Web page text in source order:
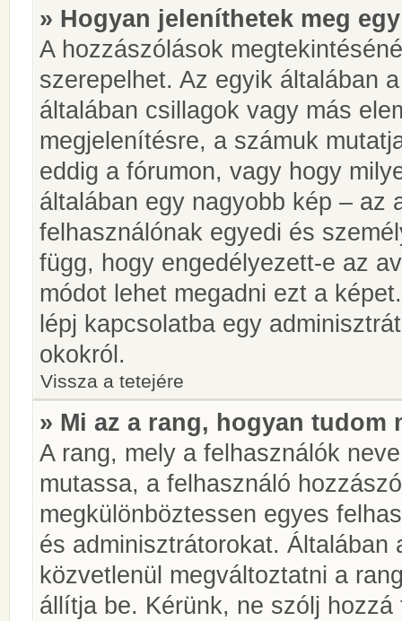
» Hogyan jeleníthetek meg
A hozzászólások
szerepelhet. Az egyik általában
általában csillagok vagy más
megjelenítésre, a számuk
eddig a fórumon, vagy hogy
általában egy nagyobb kép – az
felhasználónak egyedi és
függ, hogy engedélyezett-e az
módot lehet megadni ezt a
lépj kapcsolatba egy
okokról.
Vissza a tetejére
» Mi az a rang, hogyan tudom
A rang, mely a felhasználók
mutassa, a felhasználó
megkülönböztessen egyes
és adminisztrátorokat. Általában
közvetlenül megváltoztatni a
állítja be. Kérünk, ne szólj